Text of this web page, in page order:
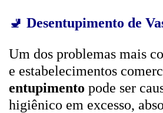
🚽 Desentupimento de
Um dos problemas mais
e estabelecimentos
entupimento pode ser
higiênico em excesso,